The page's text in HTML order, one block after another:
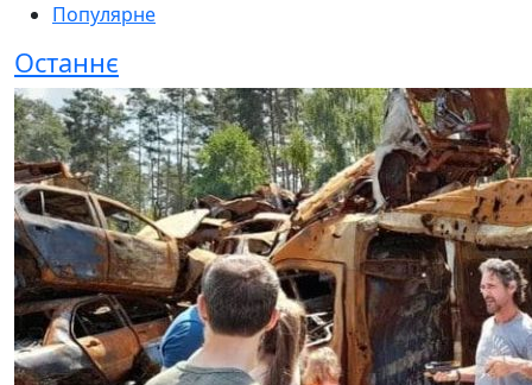
Популярне
Останнє